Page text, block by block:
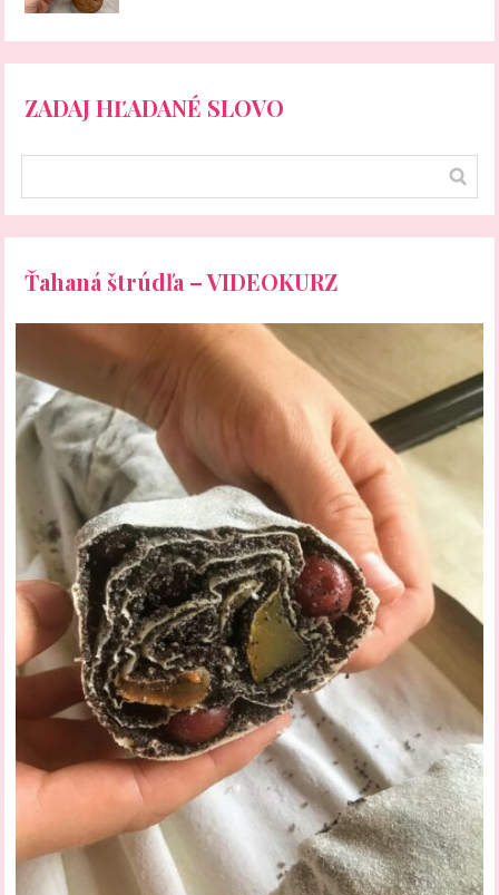
ZADAJ HĽADANÉ SLOVO
Ťahaná štrúdľa – VIDEOKURZ